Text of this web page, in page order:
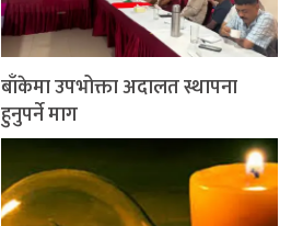
बाँकेमा उपभोक्ता अदालत स्थापना
हुनुपर्ने माग